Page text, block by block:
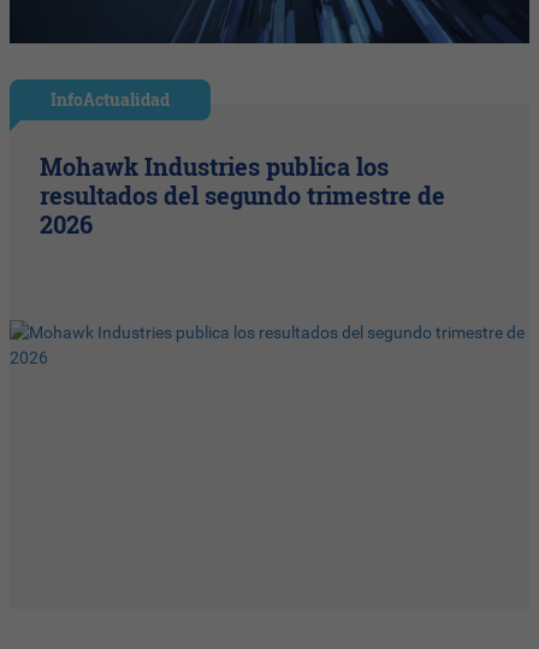
InfoActualidad
Mohawk Industries publica los
resultados del segundo trimestre de
2026